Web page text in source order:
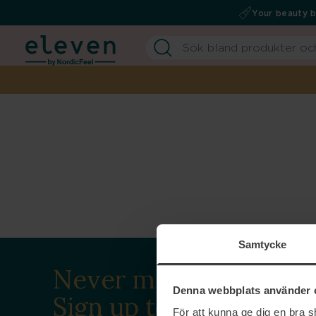
Samtycke
Denna webbplats använder
För att kunna ge dig en bra
Your beauty
Never miss a beat.
Sign up to our